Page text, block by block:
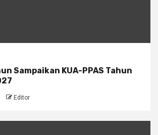
Sampaikan KUA-PPAS Tahun
Editor